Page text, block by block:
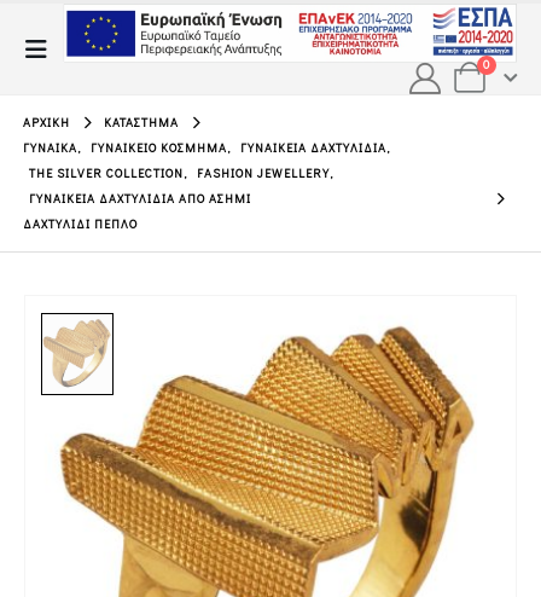
0
ΑΡΧΙΚΉ
ΚΑΤΆΣΤΗΜΑ
ΓΥΝΑΊΚΑ, ΓΥΝΑΙΚΕΊΟ ΚΌΣΜΗΜΑ, ΓΥΝΑΙΚΕΊΑ ΔΑΧΤΥΛΊΔΙΑ,
THE SILVER COLLECTION, FASHION JEWELLERY,
ΓΥΝΑΙΚΕΊΑ ΔΑΧΤΥΛΊΔΙΑ ΑΠΌ ΑΣΉΜΙ
ΔΑΧΤΥΛΊΔΙ ΠΈΠΛΟ